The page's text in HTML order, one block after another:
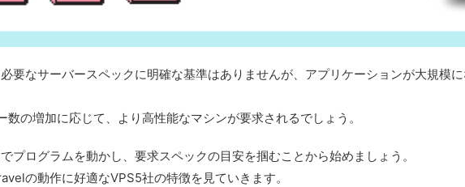
要なサーバースペックに明確な基準はありませんが、アプリケーションが大規模
数の増加に応じて、より高性能なマシンが要求されるでしょう。
プログラムを動かし、要求スペックの目安を掴むことから始めましょう。
の動作に好適なVPS5社の特徴を見ていきます。